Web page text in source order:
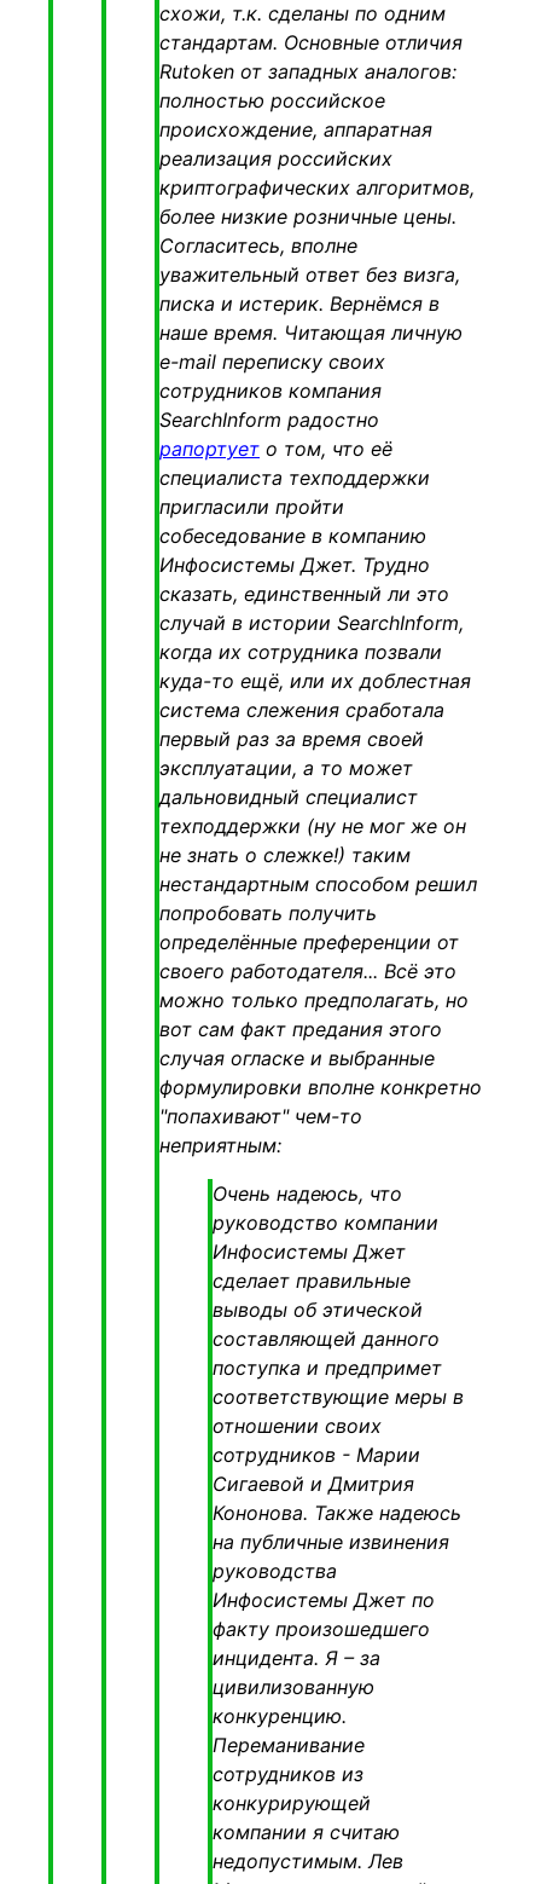
схожи, т.к. сделаны по одним
стандартам. Основные отличия
Rutoken от западных аналогов:
полностью российское
происхождение, аппаратная
реализация российских
криптографических алгоритмов,
более низкие розничные цены.
Согласитесь, вполне
уважительный ответ без визга,
писка и истерик. Вернёмся в
наше время. Читающая личную
e-mail переписку своих
сотрудников компания
SearchInform радостно
рапортует о том, что её
специалиста техподдержки
пригласили пройти
собеседование в компанию
Инфосистемы Джет. Трудно
сказать, единственный ли это
случай в истории SearchInform,
когда их сотрудника позвали
куда-то ещё, или их доблестная
система слежения сработала
первый раз за время своей
эксплуатации, а то может
дальновидный специалист
техподдержки (ну не мог же он
не знать о слежке!) таким
нестандартным способом решил
попробовать получить
определённые преференции от
своего работодателя... Всё это
можно только предполагать, но
вот сам факт предания этого
случая огласке и выбранные
формулировки вполне конкретно
"попахивают" чем-то
неприятным:
Очень надеюсь, что
руководство компании
Инфосистемы Джет
сделает правильные
выводы об этической
составляющей данного
поступка и предпримет
соответствующие меры в
отношении своих
сотрудников - Марии
Сигаевой и Дмитрия
Кононова. Также надеюсь
на публичные извинения
руководства
Инфосистемы Джет по
факту произошедшего
инцидента. Я – за
цивилизованную
конкуренцию.
Переманивание
сотрудников из
конкурирующей
компании я считаю
недопустимым. Лев